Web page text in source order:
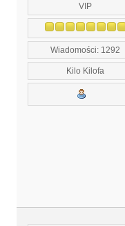
VIP
Wiadomości: 1292
Kilo Kilofa